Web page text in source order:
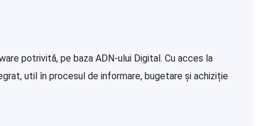
potrivită, pe baza ADN-ului Digital. Cu acces la
util în procesul de informare, bugetare și achiziție